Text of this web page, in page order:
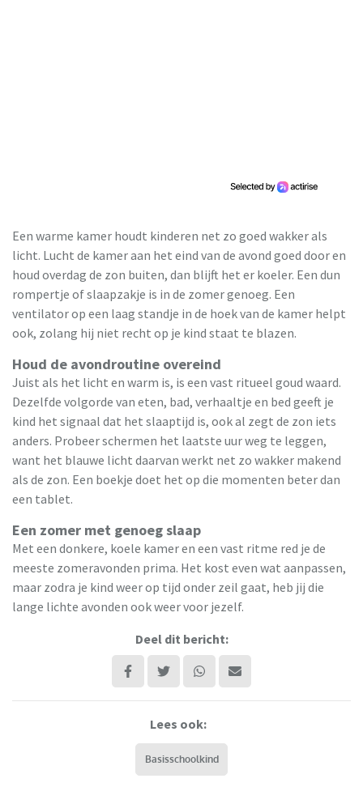
Een warme kamer houdt kinderen net zo goed wakker als
licht. Lucht de kamer aan het eind van de avond goed door en
houd overdag de zon buiten, dan blijft het er koeler. Een dun
rompertje of slaapzakje is in de zomer genoeg. Een
ventilator op een laag standje in de hoek van de kamer helpt
ook, zolang hij niet recht op je kind staat te blazen.
Houd de avondroutine overeind
Juist als het licht en warm is, is een vast ritueel goud waard.
Dezelfde volgorde van eten, bad, verhaaltje en bed geeft je
kind het signaal dat het slaaptijd is, ook al zegt de zon iets
anders. Probeer schermen het laatste uur weg te leggen,
want het blauwe licht daarvan werkt net zo wakker makend
als de zon. Een boekje doet het op die momenten beter dan
een tablet.
Een zomer met genoeg slaap
Met een donkere, koele kamer en een vast ritme red je de
meeste zomeravonden prima. Het kost even wat aanpassen,
maar zodra je kind weer op tijd onder zeil gaat, heb jij die
lange lichte avonden ook weer voor jezelf.
Deel dit bericht:
Lees ook:
Basisschoolkind